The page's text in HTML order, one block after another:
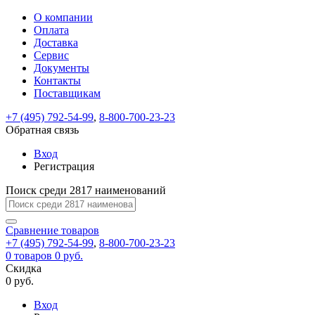
ВходРегистрация
test@example.com
отправлена
по
ней
завершения
регистрации.
Ок
Запомнить
меня
Забыли
Восстановление
пароля
Заполните
форму.
Мы
отправим
ссылку
указанный
электронный
перейдя
по
которой
вы
задать
На
вашу
почту
test@test.ru
ссылка.
Перейдите
по
для
смены
пароля.
Введите
новый
пароль
Сменить
Пароль
успешно
восстановлен
Обратная
связь
Сообщение
пользовательского
сообщение
успешно
отправлено.
О компании
Оплата
Доставка
Сервис
Документы
Контакты
Поставщикам
+7 (495) 792-54-99, 8-800-700-23-23
Обратная связь
Вход
Регистрация
Поиск среди 2817 наименований
Сравнение товаров
+7 (495) 792-54-99, 8-800-700-23-23
0 товаров 0 руб.
Скидка
0 руб.
Вход